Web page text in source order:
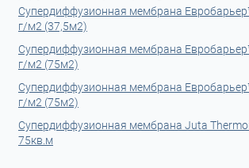
Супердиффузионная мембрана
г/м2 (37,5м2)
Супердиффузионная мембрана
г/м2 (75м2)
Супердиффузионная мембрана
г/м2 (75м2)
Супердиффузионная мембрана Juta
75кв.м